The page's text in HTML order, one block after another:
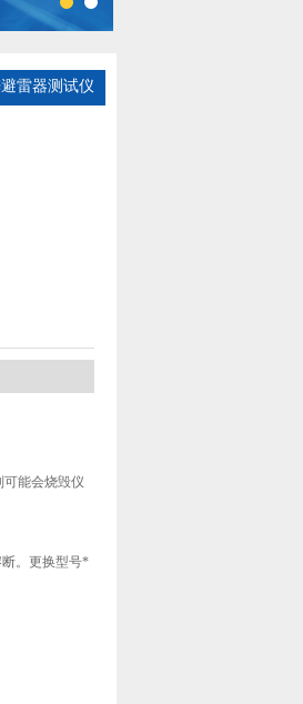
雷器测试仪
能会烧毁仪
。更换型号*